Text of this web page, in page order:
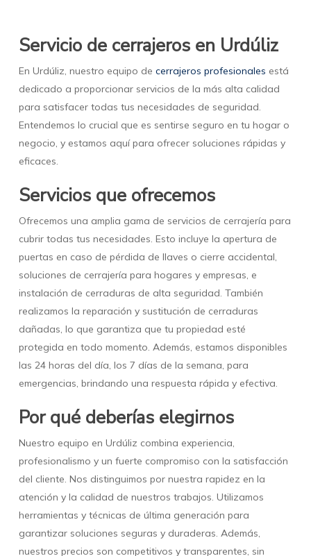
Servicio de cerrajeros en Urdúliz
En Urdúliz, nuestro equipo de cerrajeros profesionales está
dedicado a proporcionar servicios de la más alta calidad
para satisfacer todas tus necesidades de seguridad.
Entendemos lo crucial que es sentirse seguro en tu hogar o
negocio, y estamos aquí para ofrecer soluciones rápidas y
eficaces.
Servicios que ofrecemos
Ofrecemos una amplia gama de servicios de cerrajería para
cubrir todas tus necesidades. Esto incluye la apertura de
puertas en caso de pérdida de llaves o cierre accidental,
soluciones de cerrajería para hogares y empresas, e
instalación de cerraduras de alta seguridad. También
realizamos la reparación y sustitución de cerraduras
dañadas, lo que garantiza que tu propiedad esté
protegida en todo momento. Además, estamos disponibles
las 24 horas del día, los 7 días de la semana, para
emergencias, brindando una respuesta rápida y efectiva.
Por qué deberías elegirnos
Nuestro equipo en Urdúliz combina experiencia,
profesionalismo y un fuerte compromiso con la satisfacción
del cliente. Nos distinguimos por nuestra rapidez en la
atención y la calidad de nuestros trabajos. Utilizamos
herramientas y técnicas de última generación para
garantizar soluciones seguras y duraderas. Además,
nuestros precios son competitivos y transparentes, sin